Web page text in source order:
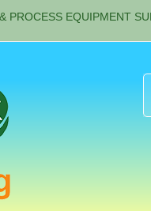
PROCESS EQUIPMENT